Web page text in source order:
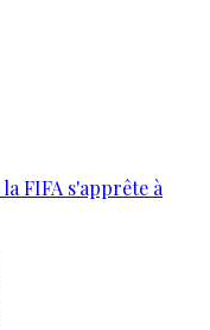
FIFA s'apprête à